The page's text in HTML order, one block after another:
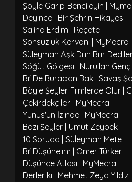
Şöyle Garip Bencileyin |
Deyince | Bir Şehrin Hikayesi
Saliha Erdim | Reçete
Sonsuzluk Kervanı | MyMecra
Süleyman Aşk Dilin Bilir
Söğüt Gölgesi | Nurullah Genç
Bi' De Buradan Bak | Savaş
Böyle Şeyler Filmlerde Olur |
Çekirdekçiler | MyMecra
Yunus'un İzinde | MyMecra
Bazı Şeyler | Umut Zeybek
10 Soruda | Süleyman Mete
Bi' Düşünelim | Ömer Türker
Düşünce Atlası | MyMecra
Derler ki | Mehmet Zeyd Yıldız